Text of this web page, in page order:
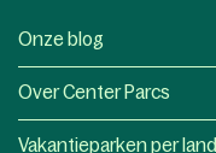
Onze blog
Over Center Parcs
Vakantieparken per land